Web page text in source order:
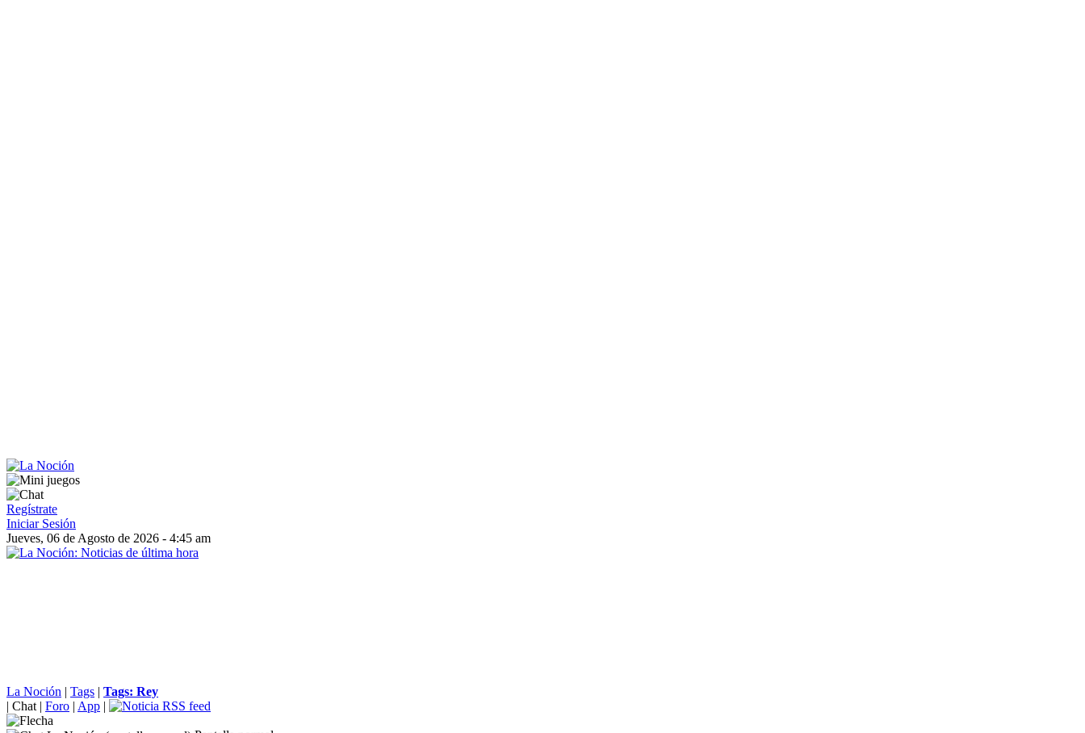
Regístrate
Iniciar Sesión
Jueves, 06 de Agosto de 2026 - 4:45 am
La Noción | Tags | Tags: Rey
| Chat | Foro | App |